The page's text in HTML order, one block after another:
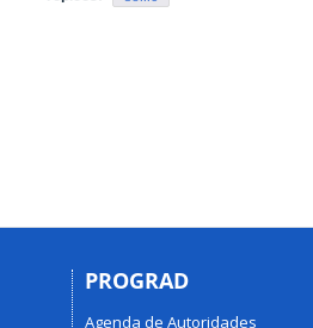
PROGRAD
Agenda de Autoridades